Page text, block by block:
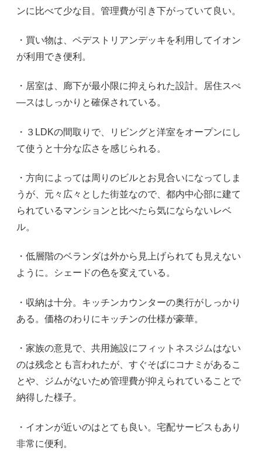
ンに比べて少な目。管理費が引き下がっていて良い。
・買い物は、ペデストリアンデッキを利用してイオン
が利用でき便利。
・居室は、廊下が最小限に抑えられた設計。居住スぺ
―スはしっかりと確保されている。
・３LDKの間取りで、リビングと洋室をオープンにし
て使うと十分な広さを感じられる。
・方向によっては周りのビルとお見合いになってしま
うが、元々広々とした街並なので、都内中心部に建て
られているマンションと比べたら気にならないレベ
ル。
・低層階のベランダは外から見上げられても見えない
ように。シェードの色を変えている。
・収納は十分。キッチンカウンターの奥行がしっかり
ある。価格のわりにキッチンの仕様が豪華。
・家族の意見で、共用施設にフィットネスジムはない
のは残念とも言われたが、すぐそばにコナミがあるこ
とや、ジムがないため管理費が抑えられていることで
納得した様子。
・イオンが近いのはとても良い。宅配サービスもあり
非常に便利。